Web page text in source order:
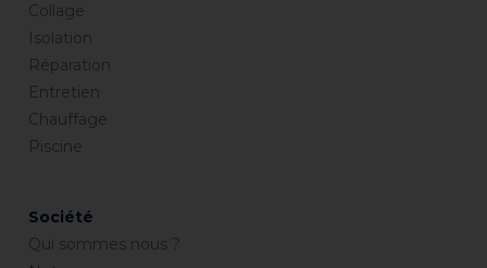
Collage
Isolation
Réparation
Entretien
Chauffage
Piscine
Société
Qui sommes nous ?